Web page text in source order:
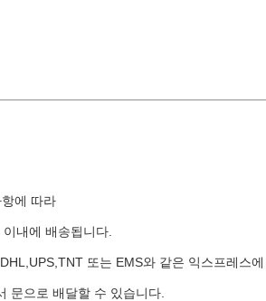
에 따라
내에 배송됩니다.
또는 EMS와 같은 익스프레스
문으로 배달할 수 있습니다.